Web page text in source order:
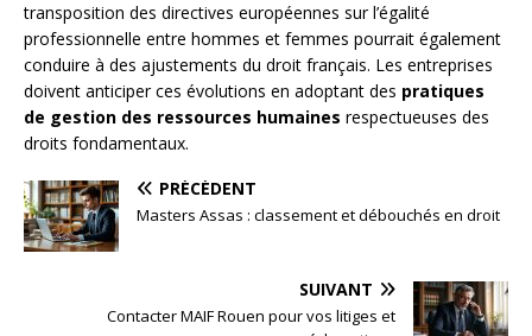
transposition des directives européennes sur l’égalité
professionnelle entre hommes et femmes pourrait également
conduire à des ajustements du droit français. Les entreprises
doivent anticiper ces évolutions en adoptant des pratiques
de gestion des ressources humaines respectueuses des
droits fondamentaux.
PRÉCÉDENT
Masters Assas : classement et débouchés en droit
SUIVANT
Contacter MAIF Rouen pour vos litiges et